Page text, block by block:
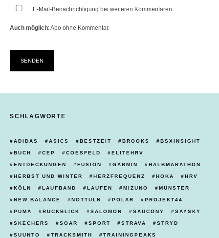
E-Mail-Benachrichtigung bei weiteren Kommentaren.
Auch möglich:Abo ohne Kommentar.
SCHLAGWORTE
ADIDAS ASICS BESTZEIT BROOKS BSXINSIGHT
BUCH CEP COESFELD ELITEHRV
ENTDECKUNGEN FUSION GARMIN HALBMARATHON
HERBST UND WINTER HERZFREQUENZ HOKA HRV
KÖLN LAUFBAND LAUFEN MIZUNO MÜNSTER
NEW BALANCE NOTTULN POLAR PROJEKT44
PUMA RÜCKBLICK SALOMON SAUCONY SAYSKY
SKECHERS SOAR SPORT STRAVA STRYD
SUUNTO TRACKSMITH TRAININGPEAKS